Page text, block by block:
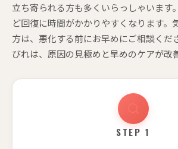
立ち寄られる方も多くいらっしゃいます
ど回復に時間がかかりやすくなります。
方は、悪化する前にお早めにご相談くだ
びれは、原因の見極めと早めのケアが改
STEP 1